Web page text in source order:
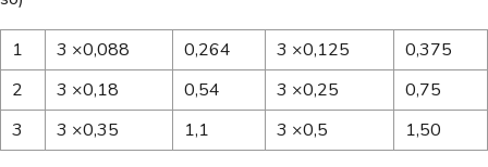
1 3 ×0,088 0,264 3 ×0,125
0,375
2
3 ×0,18 0,54 3 ×0,25
0,75
3
3 ×0,35 1,1 3 ×0,5 1,50